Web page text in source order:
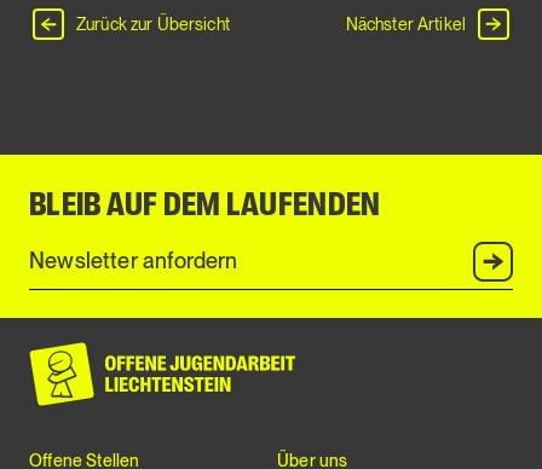
Nächster Artikel
Zurück zur Übersicht
BLEIB AUF DEM LAUFENDEN
Über uns
Offene Stellen